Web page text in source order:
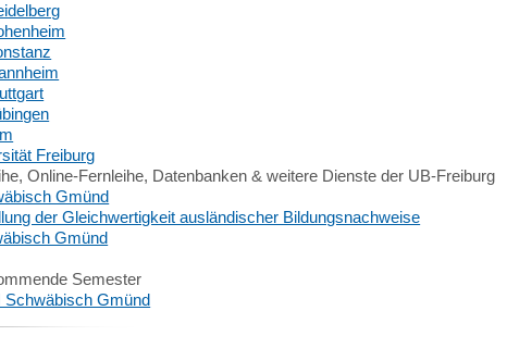
Freiburg
Online-Fernleihe, Datenbanken & weitere Dienste der UB-Freiburg
Gmünd
der Gleichwertigkeit ausländischer Bildungsnachweise
Gmünd
Semester
Schwäbisch Gmünd